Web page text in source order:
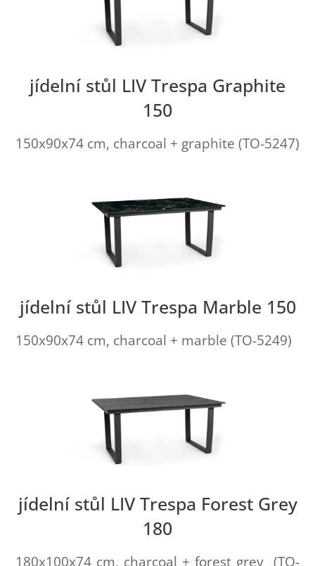
jídelní stůl LIV Trespa Graphite
150
150x90x74 cm, charcoal + graphite (TO-5247)
jídelní stůl LIV Trespa Marble 150
150x90x74 cm, charcoal + marble (TO-5249)
jídelní stůl LIV Trespa Forest Grey
180
180x100x74 cm, charcoal + forest grey (TO-